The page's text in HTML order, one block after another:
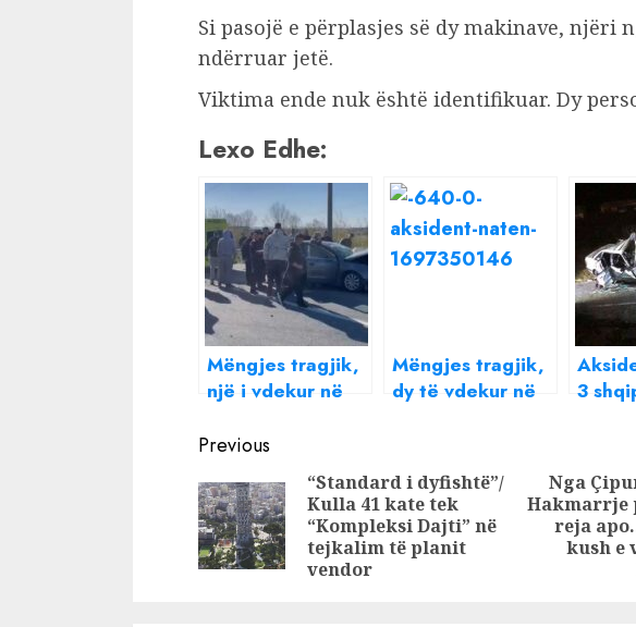
Si pasojë e përplasjes së dy makinave, njëri
ndërruar jetë.
Viktima ende nuk është identifikuar. Dy
Lexo Edhe:
Mëngjes tragjik,
një i vdekur në
Mëngjes tragjik,
dy të vdekur në
3
Continue
Reading
Previous
Previous
post:
“Standard i dyfishtë”/
Kulla 41 kate tek
“Kompleksi Dajti” në
tejkalim të planit
vendor
Next
post:
Nga
Hakmarrje
reja
kush e